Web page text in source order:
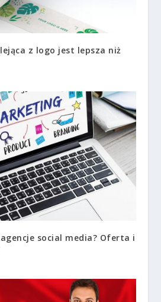
z logo jest lepsza niż
social media? Oferta i